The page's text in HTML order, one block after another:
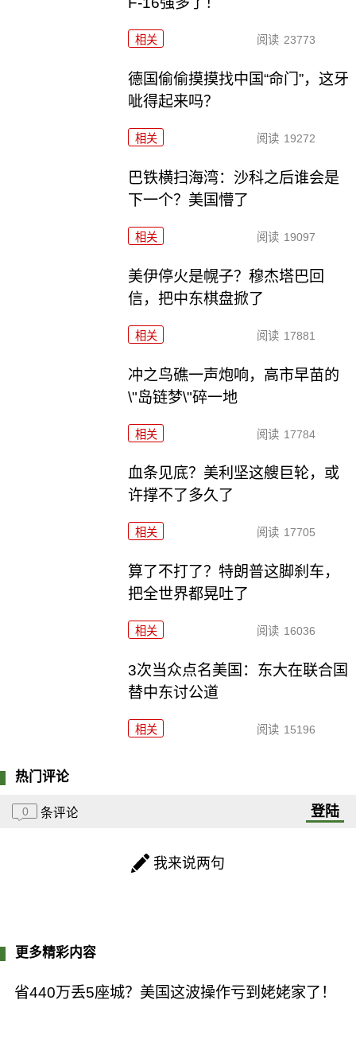
相关 阅读 23773
德国偷偷摸摸找中国“命门”，这牙
呲得起来吗？
相关 阅读 19272
巴铁横扫海湾：沙科之后谁会是
下一个？美国懵了
相关 阅读 19097
美伊停火是幌子？穆杰塔巴回
信，把中东棋盘掀了
相关 阅读 17881
冲之鸟礁一声炮响，高市早苗的
\"岛链梦\"碎一地
相关 阅读 17784
血条见底？美利坚这艘巨轮，或
许撑不了多久了
相关 阅读 17705
算了不打了？特朗普这脚刹车，
把全世界都晃吐了
相关 阅读 16036
3次当众点名美国：东大在联合国
替中东讨公道
相关 阅读 15196
热门评论
0 条评论 登陆
我来说两句
更多精彩内容
省440万丢5座城？美国这波操作亏到姥姥家了！